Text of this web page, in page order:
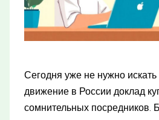
Сегодня уже не нужно искать
движение в России доклад
сомнительных посредников.